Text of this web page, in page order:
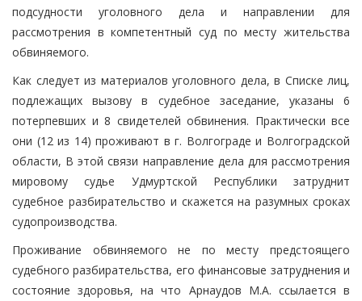
подсудности уголовного дела и направлении для
рассмотрения в компетентный суд по месту жительства
обвиняемого.
Как следует из материалов уголовного дела, в Списке лиц,
подлежащих вызову в судебное заседание, указаны 6
потерпевших и 8 свидетелей обвинения. Практически все
они (12 из 14) проживают в г. Волгограде и Волгоградской
области, В этой связи направление дела для рассмотрения
мировому судье Удмуртской Республики затруднит
судебное разбирательство и скажется на разумных сроках
судопроизводства.
Проживание обвиняемого не по месту предстоящего
судебного разбирательства, его финансовые затруднения и
состояние здоровья, на что Арнаудов М.А. ссылается в